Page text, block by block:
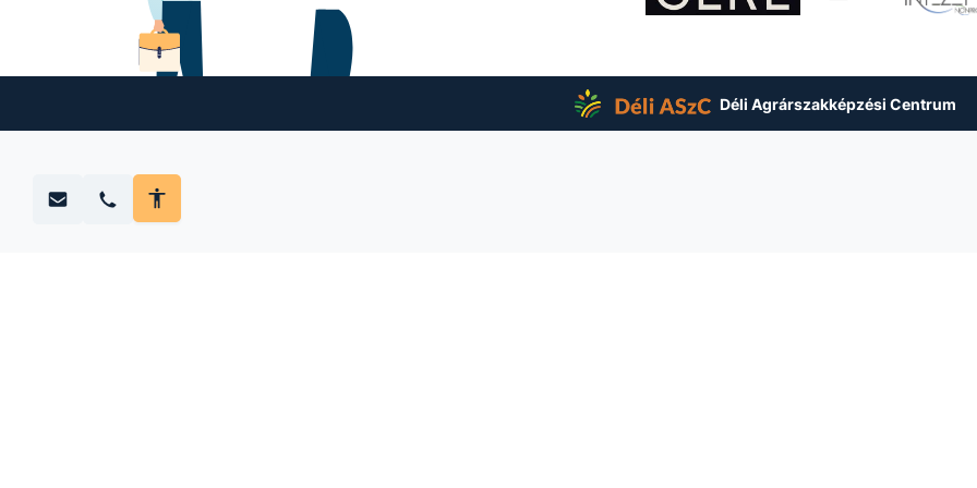
Déli Agrárszakképzési Centrum